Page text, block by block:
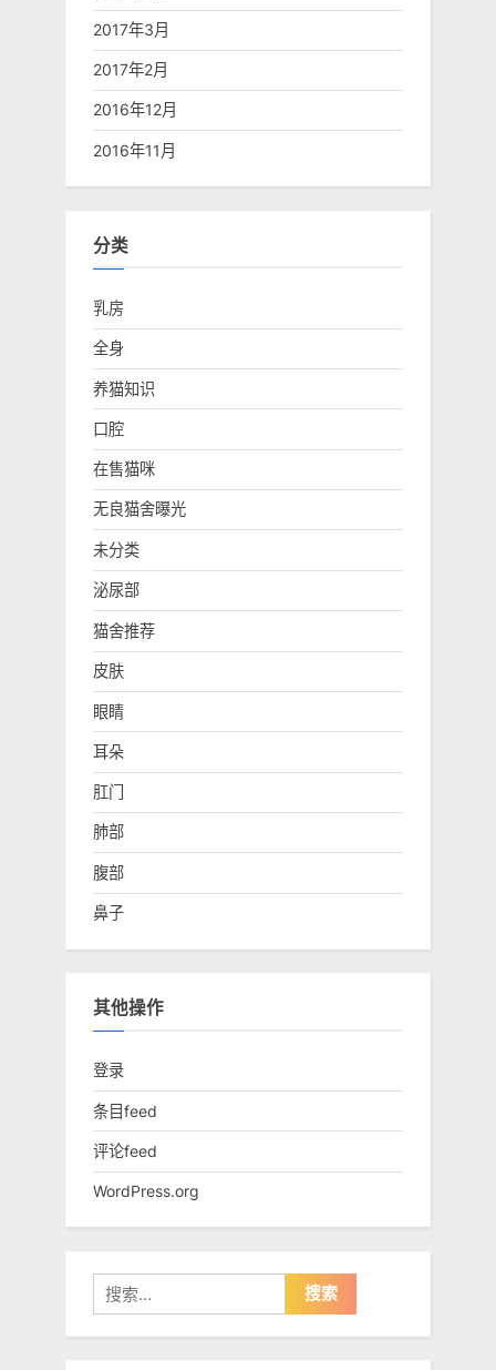
2017年3月
2017年2月
2016年12月
2016年11月
分类
乳房
全身
养猫知识
口腔
在售猫咪
无良猫舍曝光
未分类
泌尿部
猫舍推荐
皮肤
眼睛
耳朵
肛门
肺部
腹部
鼻子
其他操作
登录
条目feed
评论feed
WordPress.org
搜
索：